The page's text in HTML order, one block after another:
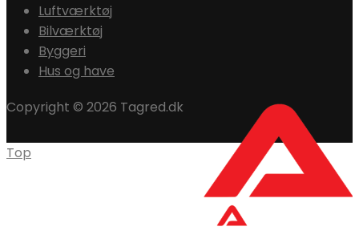
Luftværktøj
Bilværktøj
Byggeri
Hus og have
Copyright © 2026 Tagred.dk
Top